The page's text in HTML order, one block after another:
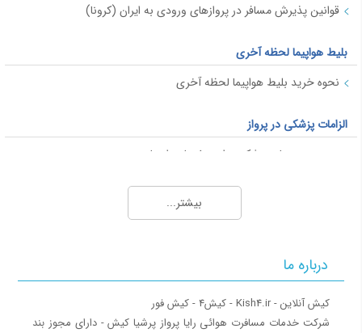
قوانین پذیرش مسافر در پروازهای ورودی به ایران (کرونا)
بلیط هواپیما لحظه آخری
نحوه خرید بلیط هواپیما لحظه آخری
الزامات پزشکی در پرواز
محدودیت های پزشکی برای سفر با هواپیما
ویزای شینگن
کشورهای بدون ویزا برای ایرانیان
بیشتر...
درباره ما
‎کیش آنلاین - Kish4.ir - کیش4 - کیش فور
‎شرکت خدمات مسافرت هوائی رایا پرواز پرشیا کیش - دارای مجوز بند